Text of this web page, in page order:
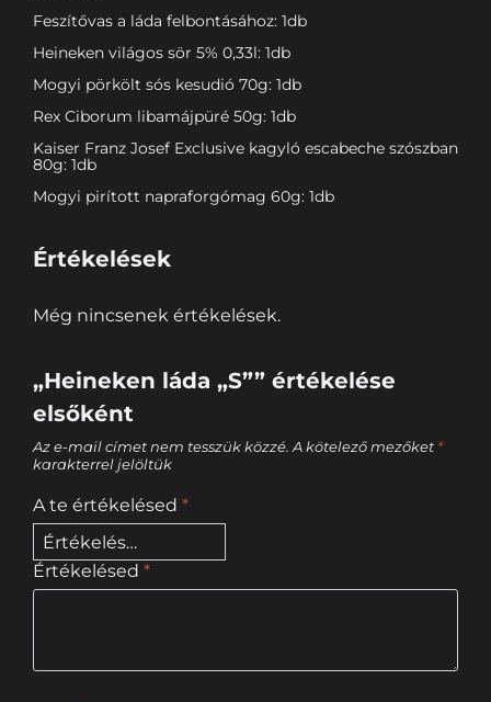
Feszítővas a láda felbontásához: 1db
Heineken világos sör 5% 0,33l: 1db
Mogyi pörkölt sós kesudió 70g: 1db
Rex Ciborum libamájpüré 50g: 1db
Kaiser Franz Josef Exclusive kagyló escabeche szószban
80g: 1db
Mogyi pirított napraforgómag 60g: 1db
Értékelések
Még nincsenek értékelések.
„Heineken láda „S”” értékelése
elsőként
Az e-mail címet nem tesszük közzé. A kötelező mezőket *
karakterrel jelöltük
A te értékelésed *
Értékelésed *